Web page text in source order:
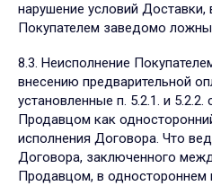
нарушение условий
Покупателем заведомо
8.3. Неисполнение
внесению предварительной
установленные п. 5.2.1. и
Продавцом как
исполнения Договора. Что
Договора, заключенного
Продавцом, в одностороннем